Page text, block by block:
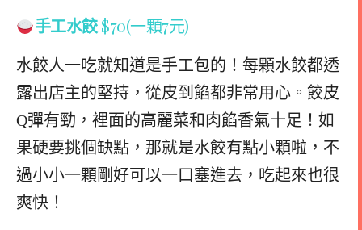
手工水餃$70(一顆7元)
水餃人一吃就知道是手工包的！每顆水餃都透
露出店主的堅持，從皮到餡都非常用心。餃皮
Q彈有勁，裡面的高麗菜和肉餡香氣十足！如
果硬要挑個缺點，那就是水餃有點小顆啦，不
過小小一顆剛好可以一口塞進去，吃起來也很
爽快！